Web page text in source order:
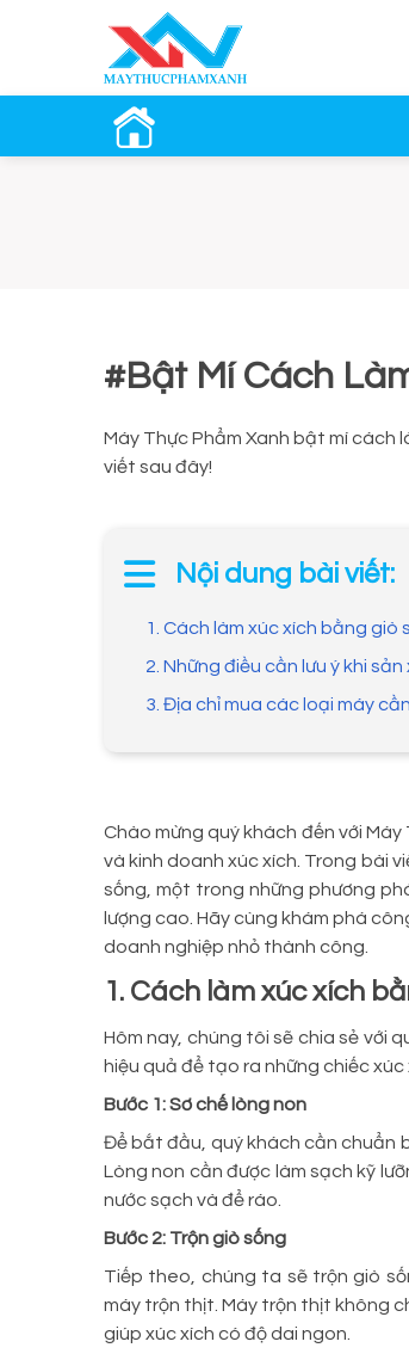
#Bật Mí Cách
Máy Thực Phẩm Xanh bật mí cách
viết sau đây!
Nội dung bài viết:
1. Cách làm xúc xích bằng giò
2. Những điều cần lưu ý khi
3. Địa chỉ mua các loại máy
Chào mừng quý khách đến với
và kinh doanh xúc xích. Trong bài
sống, một trong những phương
lượng cao. Hãy cùng khám phá
doanh nghiệp nhỏ thành công.
1. Cách làm xúc xích
Hôm nay, chúng tôi sẽ chia sẻ với
hiệu quả để tạo ra những chiếc
Bước 1: Sơ chế lòng non
Để bắt đầu, quý khách cần chuẩn
Lòng non cần được làm sạch kỹ
nước sạch và để ráo.
Bước 2: Trộn giò sống
Tiếp theo, chúng ta sẽ trộn giò
máy trộn thịt. Máy trộn thịt không
giúp xúc xích có độ dai ngon.